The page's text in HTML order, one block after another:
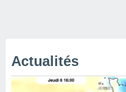
Actualités